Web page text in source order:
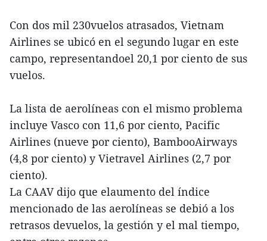
Con dos mil 230vuelos atrasados, Vietnam
Airlines se ubicó en el segundo lugar en este
campo, representandoel 20,1 por ciento de sus
vuelos.
La lista de aerolíneas con el mismo problema
incluye Vasco con 11,6 por ciento, Pacific
Airlines (nueve por ciento), BambooAirways
(4,8 por ciento) y Vietravel Airlines (2,7 por
ciento).
La CAAV dijo que elaumento del índice
mencionado de las aerolíneas se debió a los
retrasos devuelos, la gestión y el mal tiempo,